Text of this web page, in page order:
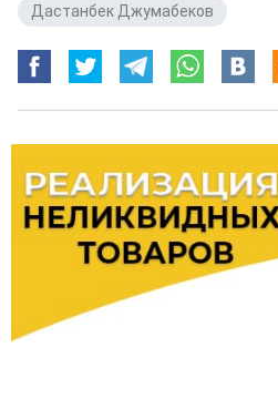
Дастанбек Джумабеков